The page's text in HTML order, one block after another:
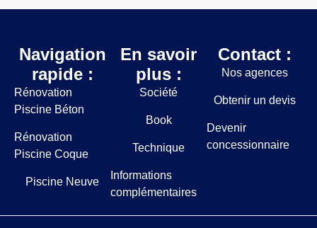
Navigation
rapide :
Rénovation
Piscine Béton
Rénovation
Piscine Coque
Piscine Neuve
En savoir
plus :
Société
Book
Technique
Informations
complémentaires
Contact :
Nos agences
Obtenir un devis
Devenir
concessionnaire